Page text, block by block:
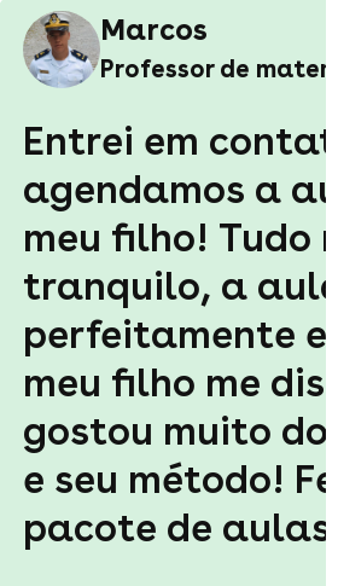
Marcos
Professor de
Entrei em
agendamos a
meu filho! Tudo
tranquilo, a
perfeitamente
meu filho me
gostou muito
e seu método!
pacote de